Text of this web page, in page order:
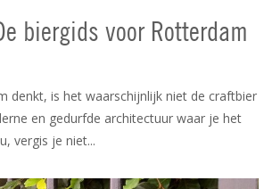
biergids voor Rotterdam
denkt, is het waarschijnlijk niet de craftbier
en gedurfde architectuur waar je het
vergis je niet...